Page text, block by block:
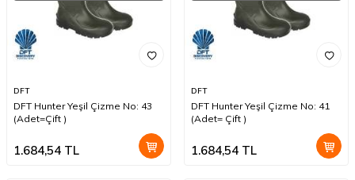
DFT
DFT Hunter Yeşil Çizme No: 43
(Adet=Çift )
1.684,54 TL
DFT
DFT Hunter Yeşil Çizme No: 41
(Adet= Çift )
1.684,54 TL